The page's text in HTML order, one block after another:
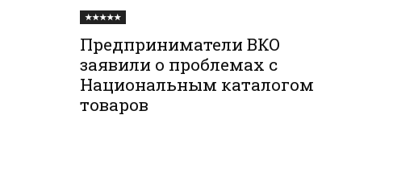
★★★★★
Предприниматели ВКО
заявили о проблемах с
Национальным каталогом
товаров